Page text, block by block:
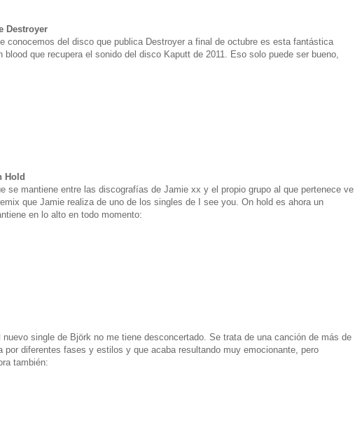
Destroyer
conocemos del disco que publica Destroyer a final de octubre es esta fantástica
blood que recupera el sonido del disco Kaputt de 2011. Eso solo puede ser bueno,
Hold
se mantiene entre las discografías de Jamie xx y el propio grupo al que pertenece ve
que Jamie realiza de uno de los singles de I see you. On hold es ahora un
en lo alto en todo momento:
single de Björk no me tiene desconcertado. Se trata de una canción de más de
por diferentes fases y estilos y que acaba resultando muy emocionante, pero
también: